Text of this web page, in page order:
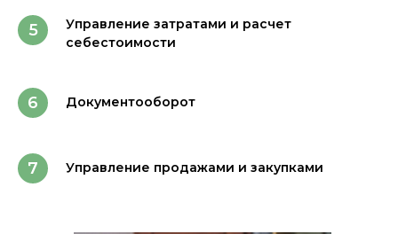
Управление затратами и расчет
себестоимости
Документооборот
Управление продажами и закупками